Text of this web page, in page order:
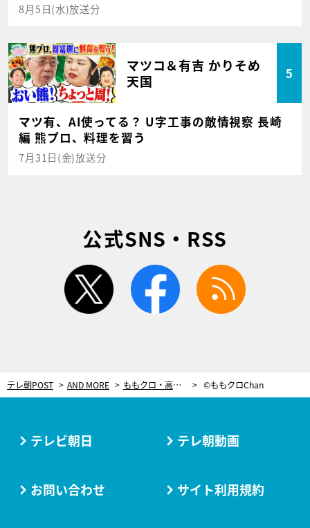
8月5日(水)放送分
マツコ＆有吉 かりそめ
天国
5
マツ有、AI使ってる？ U字工事の敵情視察 長崎
編 熊プロ、料理を習う
7月31日(金)放送分
公式SNS・RSS
twitter facebook
テレ朝POST AND MORE ももクロ・高城れに＆玉井詩織が、悶絶！罰ゲームで、“激辛春巻き”の餌食に ©ももクロChan
テレビ朝日 テレ朝動画
お問い合わせ サイト利用規約